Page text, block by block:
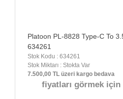
Platoon PL-8828 Type-C To
634261
Stok Kodu : 634261
Stok Miktarı : Stokta Var
7.500,00 TL üzeri kargo bedava
fiyatları görmek